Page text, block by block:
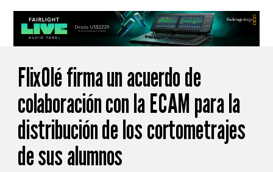
FlixOlé firma un acuerdo de
colaboración con la ECAM para la
distribución de los cortometrajes
de sus alumnos